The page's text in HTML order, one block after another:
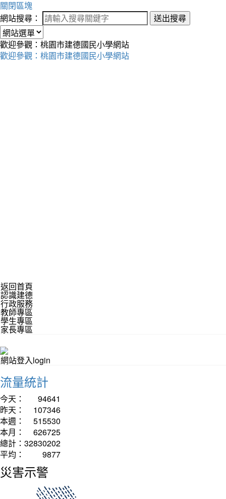
關閉區塊
網站搜尋：
送出搜尋
歡迎參觀：桃園市建德國民小學網站
歡迎參觀：桃園市建德國民小學網站
返回首頁
認識建德
行政服務
教師專區
學生專區
家長專區
網站登入login
流量統計
今天：
94641
昨天：
107346
本週：
515530
本月：
626725
總計： 32830202
平均：
9877
災害示警